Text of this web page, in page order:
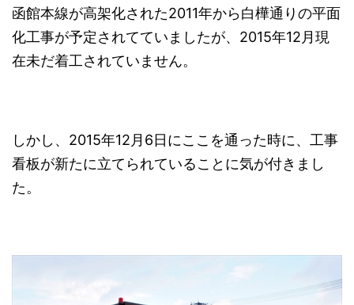
函館本線が高架化された2011年から白樺通りの平面
化工事が予定されてていましたが、2015年12月現
在未だ着工されていません。
しかし、2015年12月6日にここを通った時に、工事
看板が新たに立てられていることに気が付きまし
た。